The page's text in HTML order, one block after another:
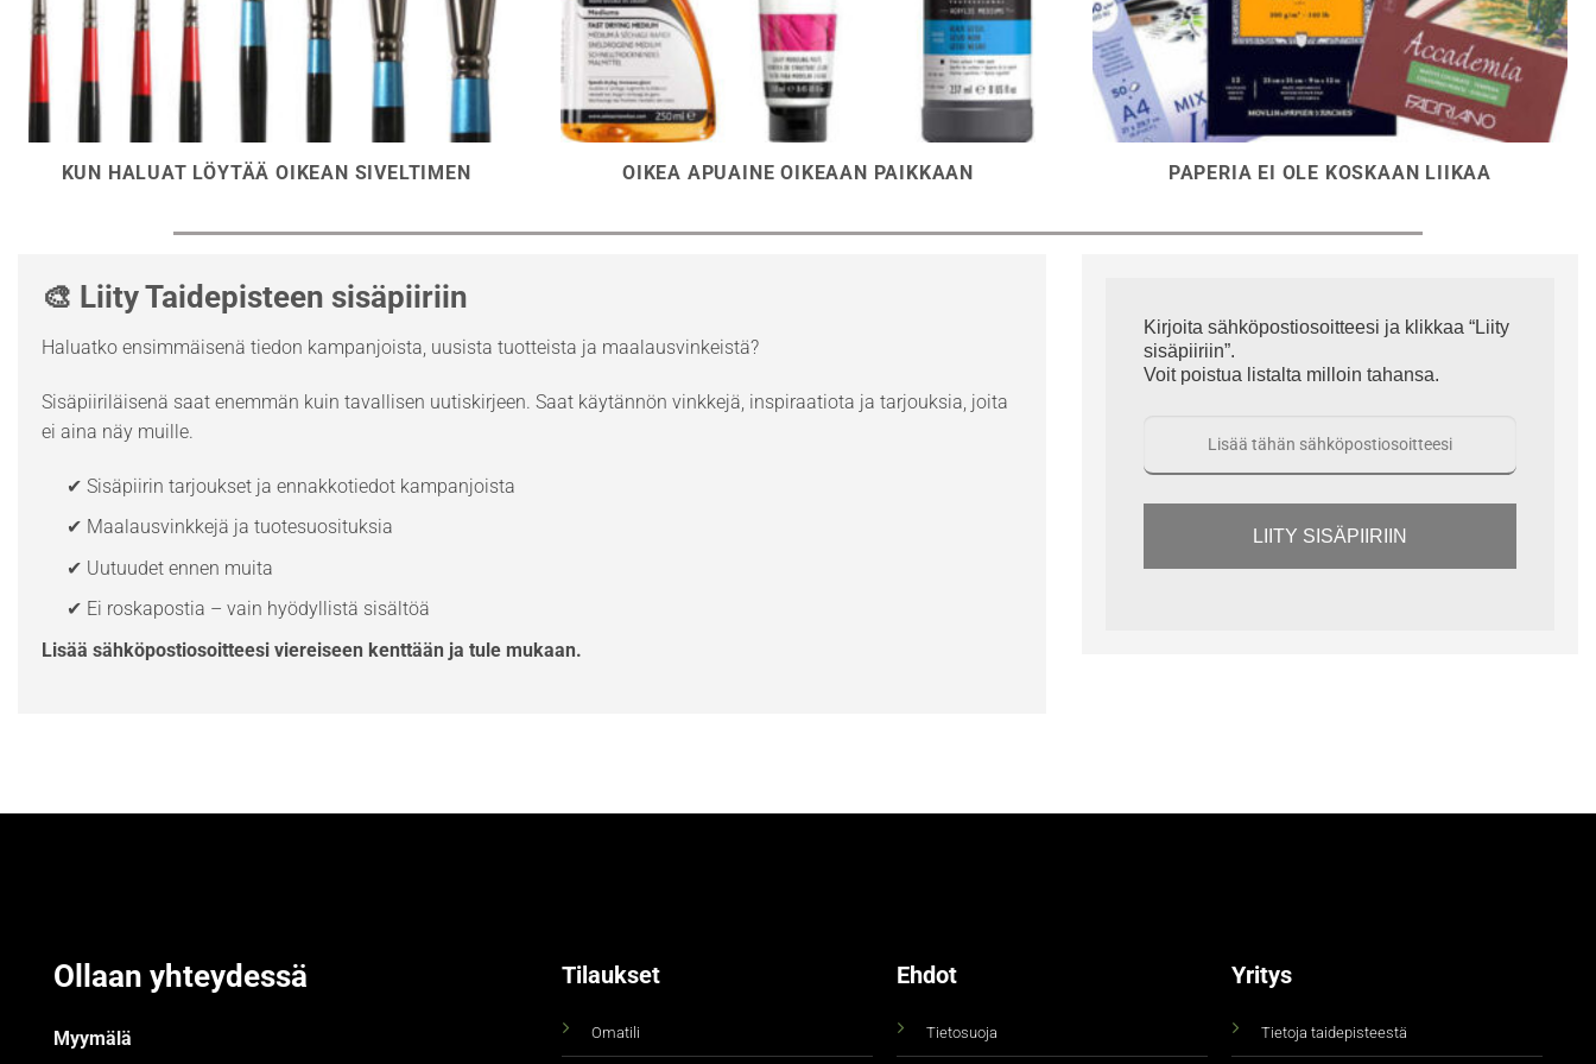
KUN HALUAT LÖYTÄÄ OIKEAN SIVELTIMEN OIKEA APUAINE OIKEAAN PAIKKAAN PAPERIA EI OLE KOSKAAN LIIKAA
🎨 Liity Taidepisteen sisäpiiriin
Haluatko ensimmäisenä tiedon kampanjoista, uusista tuotteista ja maalausvinkeistä?
Sisäpiiriläisenä saat enemmän kuin tavallisen uutiskirjeen. Saat käytännön vinkkejä, inspiraatiota ja tarjouksia, joita
ei aina näy muille.
✔ Sisäpiirin tarjoukset ja ennakkotiedot kampanjoista
✔ Maalausvinkkejä ja tuotesuosituksia
✔ Uutuudet ennen muita
✔ Ei roskapostia – vain hyödyllistä sisältöä
Lisää sähköpostiosoitteesi viereiseen kenttään ja tule mukaan.
Kirjoita sähköpostiosoitteesi ja klikkaa “Liity
sisäpiiriin”.
Voit poistua listalta milloin tahansa.
LIITY SISÄPIIRIIN
Ollaan yhteydessä
Myymälä
Tilaukset
Omatili
Ehdot
Tietosuoja
Yritys
Tietoja taidepisteestä